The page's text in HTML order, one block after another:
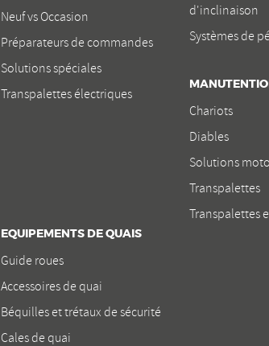
Neuf vs Occasion
Préparateurs de commandes
Solutions spéciales
Transpalettes électriques
d'inclinaison
Systèmes de
Chariots
Diables
Solutions
Transpalettes
Transpalettes
EQUIPEMENTS DE QUAIS
Guide roues
Accessoires de quai
Béquilles et trétaux de sécurité
Cales de quai